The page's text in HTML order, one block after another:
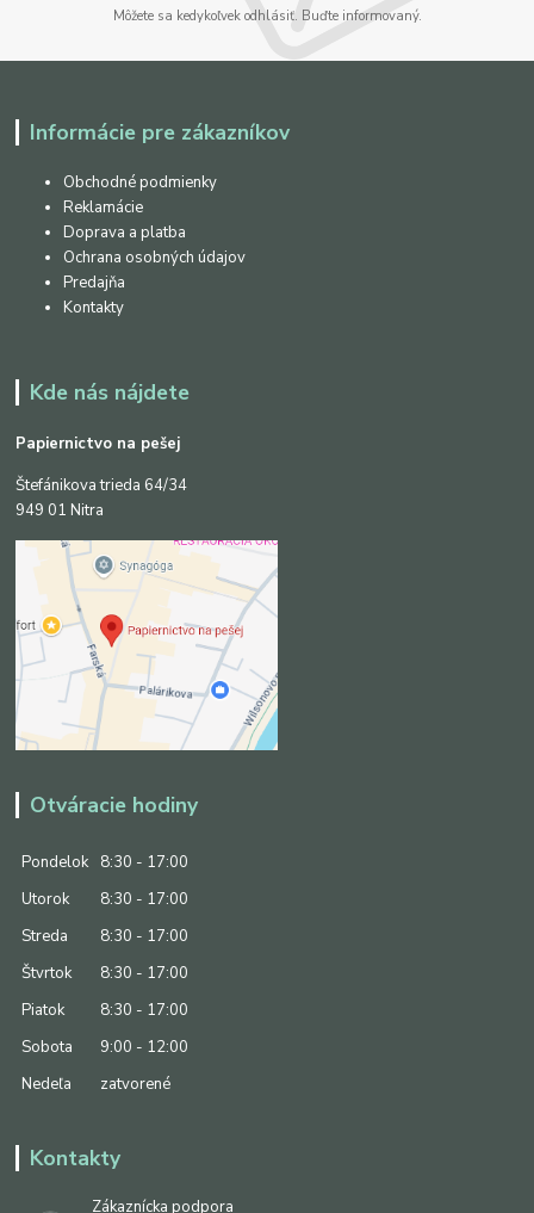
Môžete sa kedykoľvek odhlásiť. Buďte informovaný.
Informácie pre zákazníkov
Obchodné podmienky
Reklamácie
Doprava a platba
Ochrana osobných údajov
Predajňa
Kontakty
Kde nás nájdete
Papiernictvo na pešej
Štefánikova trieda 64/34
949 01 Nitra
Otváracie hodiny
Pondelok
8:30 - 17:00
Utorok
8:30 - 17:00
Streda
8:30 - 17:00
Štvrtok
8:30 - 17:00
Piatok
8:30 - 17:00
Sobota
9:00 - 12:00
Nedeľa
zatvorené
Kontakty
Zákaznícka podpora